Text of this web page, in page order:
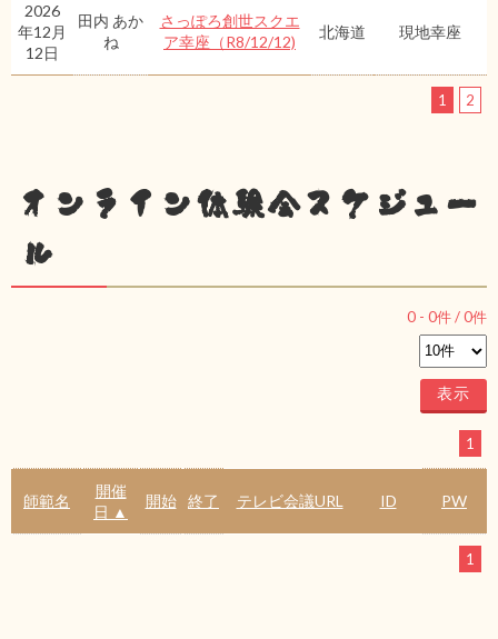
2026
年12月
12日
田内 あか
ね
さっぽろ創世スクエ
ア幸座（R8/12/12)
北海道 現地幸座
1 2
オンライン体験会スケジュー
ル
0 - 0件 /0件
1
師範名
開催
日 ▲
開始 終了 テレビ会議URL ID PW
1